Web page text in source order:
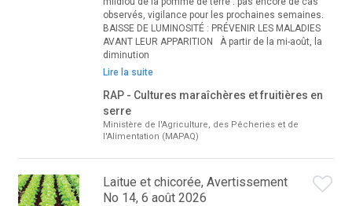
observés, vigilance pour les prochaines semaines.
BAISSE DE LUMINOSITÉ : PRÉVENIR LES MALADIES
AVANT LEUR APPARITION À partir de la mi-août, la
diminution
Lire la suite
RAP - Cultures maraîchères et fruitières en
serre
Ministère de l'Agriculture, des Pêcheries et de
l'Alimentation (MAPAQ)
Laitue et chicorée, Avertissement
No 14, 6 août 2026